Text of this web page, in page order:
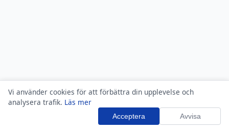
Vi använder cookies för att förbättra din upplevelse och
analysera trafik. Läs mer
Acceptera Avvisa